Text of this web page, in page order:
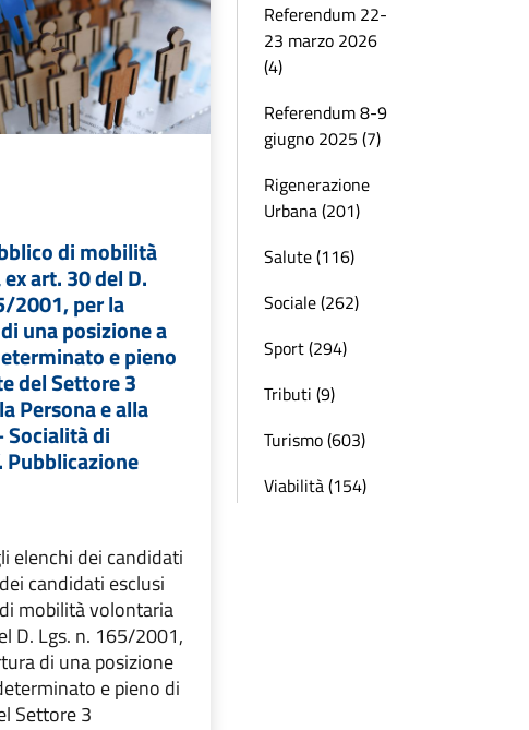
di mobilità
art. 30 del D.
2001, per la
una posizione a
e pieno
del Settore 3
Persona e alla
Socialità di
Pubblicazione
elenchi dei candidati
candidati esclusi
mobilità volontaria
D. Lgs. n. 165/2001,
di una posizione
e pieno di
Settore 3
Referendum 22-
23 marzo 2026
(4)
Referendum 8-9
giugno 2025 (7)
Rigenerazione
Urbana (201)
Salute (116)
Sociale (262)
Sport (294)
Tributi (9)
Turismo (603)
Viabilità (154)